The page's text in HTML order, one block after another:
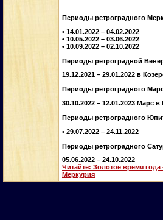
Периоды ретроградного
• 14.01.2022 – 04.02.2022
• 10.05.2022 – 03.06.2022
• 10.09.2022 – 02.10.2022
Периоды ретроградной
19.12.2021 – 29.01.2022 в
Периоды ретроградного
30.10.2022 – 12.01.2023 Марс
Периоды ретроградного
• 29.07.2022 – 24.11.2022
Периоды ретроградного
05.06.2022 – 24.10.2022
Читайте: Золотое время
Меркурия